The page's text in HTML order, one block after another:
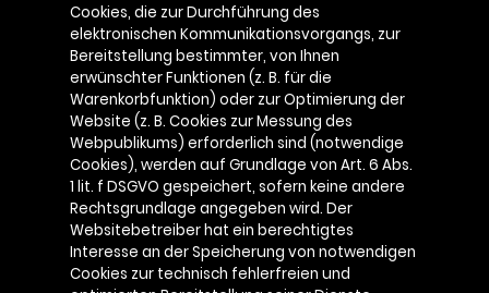
Cookies, die zur Durchführung des
elektronischen Kommunikationsvorgangs, zur
Bereitstellung bestimmter, von Ihnen
erwünschter Funktionen (z. B. für die
Warenkorbfunktion) oder zur Optimierung der
Website (z. B. Cookies zur Messung des
Webpublikums) erforderlich sind (notwendige
Cookies), werden auf Grundlage von Art. 6 Abs.
1 lit. f DSGVO gespeichert, sofern keine andere
Rechtsgrundlage angegeben wird. Der
Websitebetreiber hat ein berechtigtes
Interesse an der Speicherung von notwendigen
Cookies zur technisch fehlerfreien und